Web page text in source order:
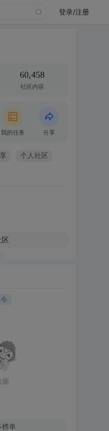
登录/注册
60,458
社区内容
我的任务 分享
个人社区
区
据
榜单